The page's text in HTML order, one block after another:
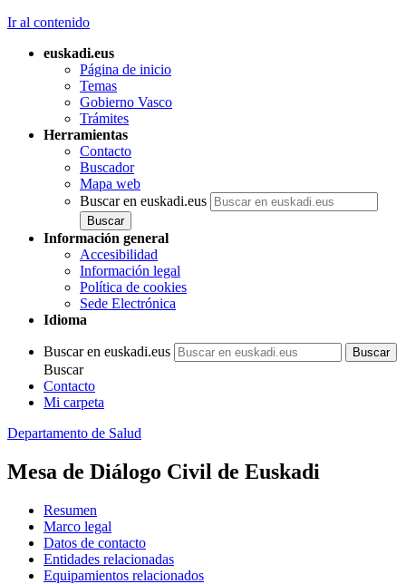
Ir al contenido
euskadi.eus
Página de inicio
Temas
Gobierno Vasco
Trámites
Herramientas
Contacto
Buscador
Mapa web
Buscar en euskadi.eus
Información general
Accesibilidad
Información legal
Política de cookies
Sede Electrónica
Idioma
Buscar en euskadi.eus
Buscar
Contacto
Mi carpeta
Departamento de Salud
Mesa de Diálogo Civil de Euskadi
Resumen
Marco legal
Datos de contacto
Entidades relacionadas
Equipamientos relacionados